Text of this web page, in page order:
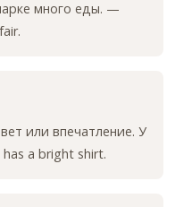
много еды. —
или впечатление. У
a bright shirt.